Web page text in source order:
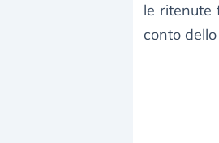
le ritenute
conto